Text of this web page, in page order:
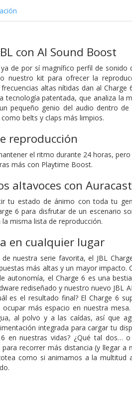
con AI Sound Boost
de por sí magnífico perfil de sonido
nuestro kit para ofrecer la
altas nítidas dan al
tecnología patentada, que analiza
pequeño genio del audio dentro
belts y claps más limpios.
reproducción
el ritmo durante 24 horas,
más con Playtime Boost.
altavoces con
tu estado de ánimo con toda tu
6 para disfrutar de un escenario
misma lista de reproducción.
en cualquier lugar
nuestra serie favorita, el JBL
más altas y un mayor
autonomía, el Charge 6 es una
rediseñado y nuestro nuevo
es el resultado final? El Charge 6
más espacio en nuestra
al polvo y a las caídas, así que
integrada para cargar tu
en nuestras vidas? ¿Qué tal dos…
recorrer más distancia (y llegar
como si animamos a la